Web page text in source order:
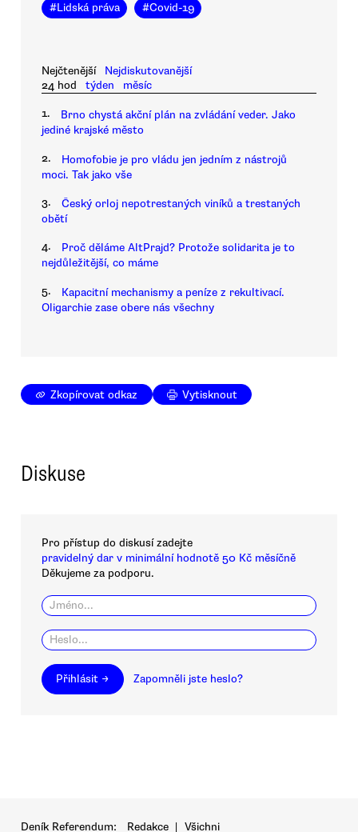
#Lidská práva #Covid-19
Nejčtenější
Nejdiskutovanější
24 hod
týden měsíc
1.
Brno chystá akční plán na zvládání veder. Jako
jediné krajské město
2.
Homofobie je pro vládu jen jedním z nástrojů
moci. Tak jako vše
3.
Český orloj nepotrestaných viníků a trestaných
obětí
4.
Proč děláme AltPrajd? Protože solidarita je to
nejdůležitější, co máme
5.
Kapacitní mechanismy a peníze z rekultivací.
Oligarchie zase obere nás všechny
Zkopírovat odkaz Vytisknout
Diskuse
Pro přístup do diskusí zadejte
pravidelný dar v minimální hodnotě 50 Kč měsíčně
Děkujeme za podporu.
Přihlásit → Zapomněli jste heslo?
Deník Referendum: Redakce | Všichni